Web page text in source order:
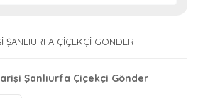
ŞANLIURFA ÇIÇEKÇI GÖNDER
Şanlıurfa Çiçekçi Gönder